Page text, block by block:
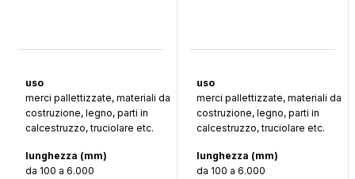
uso
merci pallettizzate, materiali da
costruzione, legno, parti in
calcestruzzo, truciolare etc.
lunghezza (mm)
da 100 a 6.000
uso
merci pallettizzate, materiali da
costruzione, legno, parti in
calcestruzzo, truciolare etc.
lunghezza (mm)
da 100 a 6.000